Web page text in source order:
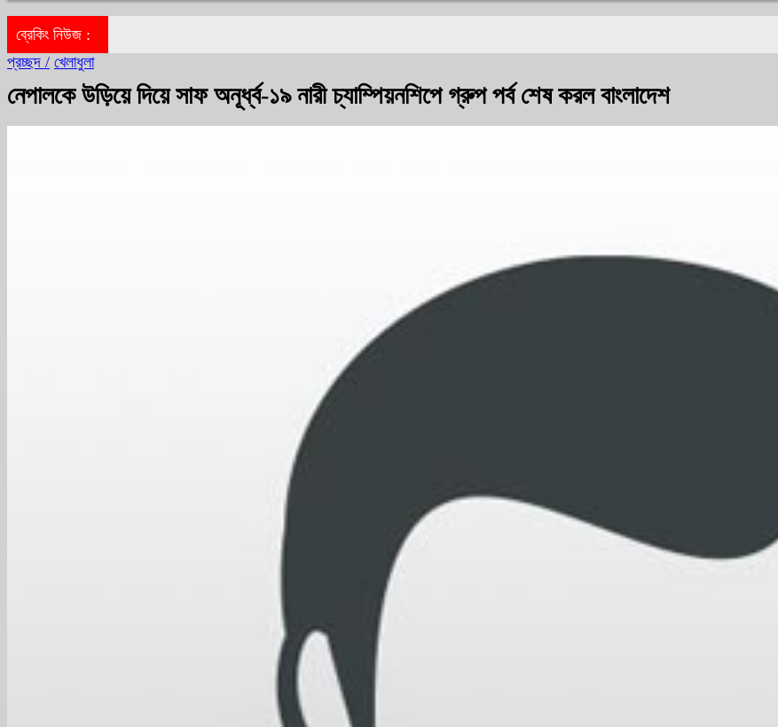
ব্রেকিং নিউজ :
প্রচ্ছদ / খেলাধুলা
নেপালকে উড়িয়ে দিয়ে সাফ অনূর্ধ্ব-১৯ নারী চ্যাম্পিয়নশিপে গ্রুপ পর্ব শেষ করল বাংলাদেশ